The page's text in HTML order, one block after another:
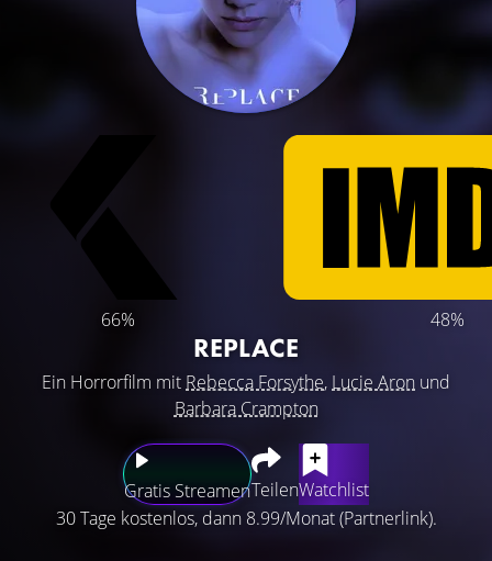
66% 48%
REPLACE
Ein Horrorfilm mit Rebecca Forsythe, Lucie Aron und
Barbara Crampton
Gratis StreamenTeilenWatchlist
30 Tage kostenlos, dann 8.99/Monat (Partnerlink).